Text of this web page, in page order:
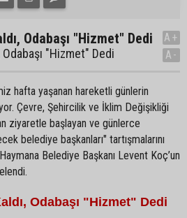
Odabaşı "Hizmet" Dedi
"Hizmet" Dedi
A+
A-
hafta yaşanan hareketli günlerin
Çevre, Şehircilik ve İklim Değişikliği
ziyaretle başlayan ve günlerce
belediye başkanları" tartışmalarını
Belediye Başkanı Levent Koç’un
Odabaşı "Hizmet" Dedi